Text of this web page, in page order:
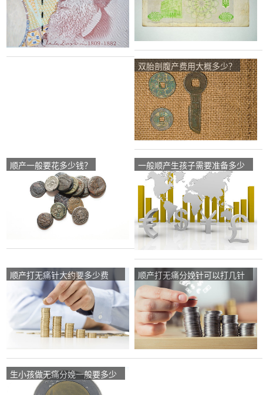
双胎剖腹产费用大概多少？
顺产一般要花多少钱？
一般顺产生孩子需要准备多少
钱？
顺产打无痛针大约要多少费
顺产打无痛分娩针可以打几针
呀?多少钱一针？
生小孩做无痛分娩一般要多少